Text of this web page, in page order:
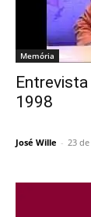
Memória
1998
José Wille - 23